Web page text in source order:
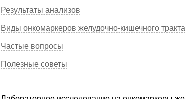
Результаты анализов
Виды онкомаркеров желудочно-кишечного тракта
Частые вопросы
Полезные советы